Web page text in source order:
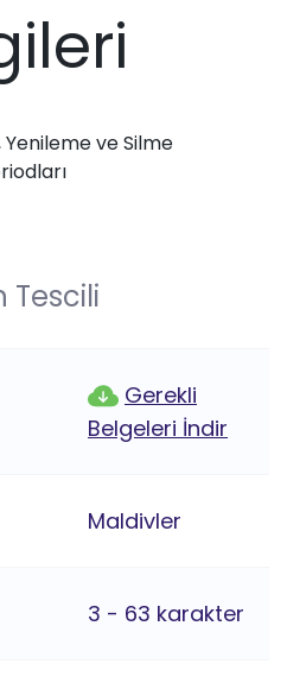
Yenileme ve Silme
Tescili
Gerekli
Belgeleri İndir
Maldivler
3 - 63 karakter